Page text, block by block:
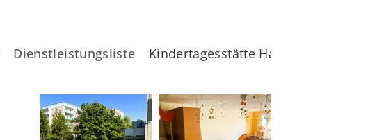
Dienstleistungsliste Kindertagesstätte Harzblick